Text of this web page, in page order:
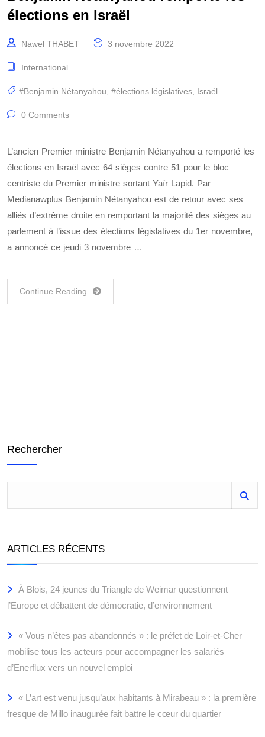
élections en Israël
Nawel THABET 3 novembre 2022
International
#Benjamin Nétanyahou #élections législatives Israél
0 Comments
L’ancien Premier ministre Benjamin Nétanyahou a remporté les
élections en Israël avec 64 sièges contre 51 pour le bloc
centriste du Premier ministre sortant Yaïr Lapid. Par
Medianawplus Benjamin Nétanyahou est de retour avec ses
alliés d’extrême droite en remportant la majorité des sièges au
parlement à l’issue des élections législatives du 1er novembre,
a annoncé ce jeudi 3 novembre …
Continue Reading
Rechercher
ARTICLES RÉCENTS
À Blois, 24 jeunes du Triangle de Weimar questionnent
l’Europe et débattent de démocratie, d’environnement
« Vous n’êtes pas abandonnés » : le préfet de Loir-et-Cher
mobilise tous les acteurs pour accompagner les salariés
d’Enerflux vers un nouvel emploi
« L’art est venu jusqu’aux habitants à Mirabeau » : la première
fresque de Millo inaugurée fait battre le cœur du quartier